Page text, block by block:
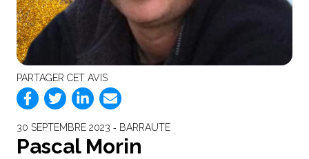
PARTAGER CET AVIS
30 SEPTEMBRE 2023 ‐ BARRAUTE
Pascal Morin